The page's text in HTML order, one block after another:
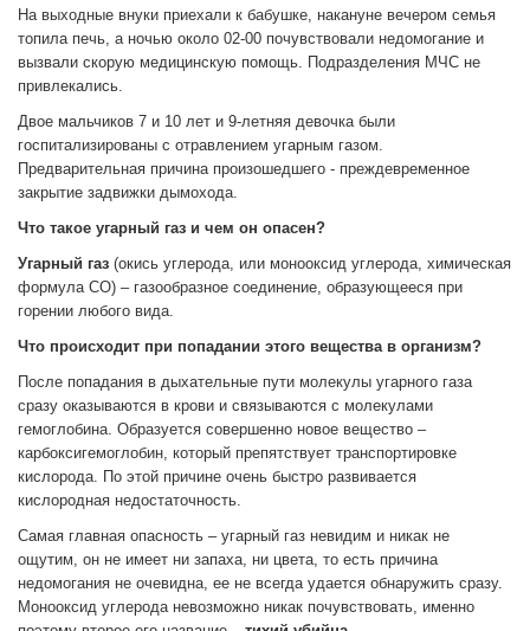
На выходные внуки приехали к бабушке, накануне вечером семья
топила печь, а ночью около 02-00 почувствовали недомогание и
вызвали скорую медицинскую помощь. Подразделения МЧС не
привлекались.
Двое мальчиков 7 и 10 лет и 9-летняя девочка были
госпитализированы с отравлением угарным газом.
Предварительная причина произошедшего - преждевременное
закрытие задвижки дымохода.
Что такое угарный газ и чем он опасен?
Угарный газ (окись углерода, или монооксид углерода, химическая
формула СО) – газообразное соединение, образующееся при
горении любого вида.
Что происходит при попадании этого вещества в организм?
После попадания в дыхательные пути молекулы угарного газа
сразу оказываются в крови и связываются с молекулами
гемоглобина. Образуется совершенно новое вещество –
карбоксигемоглобин, который препятствует транспортировке
кислорода. По этой причине очень быстро развивается
кислородная недостаточность.
Самая главная опасность – угарный газ невидим и никак не
ощутим, он не имеет ни запаха, ни цвета, то есть причина
недомогания не очевидна, ее не всегда удается обнаружить сразу.
Монооксид углерода невозможно никак почувствовать, именно